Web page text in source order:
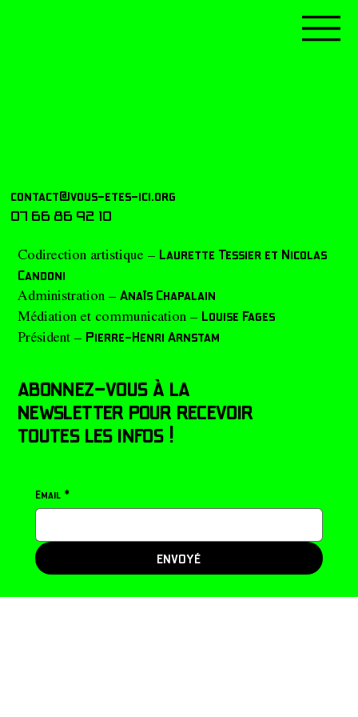
contact@vous-etes-ici.org
07 66 86 92 10
Codirection artistique – Laurette Tessier et Nicolas
Candoni
Administration – Anaïs Chapalain
Médiation et communication – Louise Fages
Président – Pierre-Henri Arnstam
abonnez-vous à la
newsletter pour recevoir
toutes les infos !
Email *
ENVOYÉ